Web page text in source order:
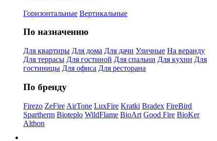
Горизонтальные Вертикальные
По назначению
Для квартиры Для дома Для дачи Уличные На веранду
Для террасы Для гостиной Для спальни Для кухни Для
гостиницы Для офиса Для ресторана
По бренду
Firezo ZeFire AirTone LuxFire Kratki Bradex FireBird
Spartherm Bioteplo WildFlame BioArt Good Fire BioKer
Althon